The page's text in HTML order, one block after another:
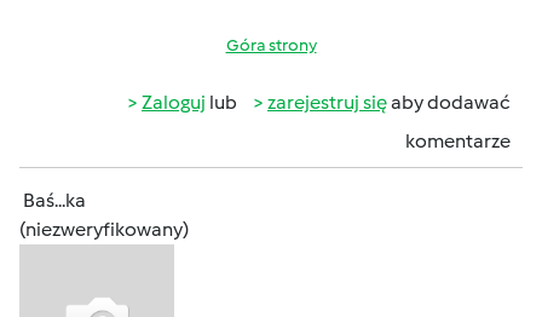
Góra strony
Zaloguj lub zarejestruj sięaby dodawać
komentarze
Baś...ka
(niezweryfikowany)